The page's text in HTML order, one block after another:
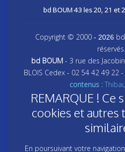
bd BOUM 43 les 20, 21 et
Copyright © 2000- 2026
réservés.
bd BOUM- 3 rue des
BLOIS Cedex - 02 54 42 49 22 -
contenus :
REMARQUE ! Ce
cookies et
En poursuivant votre